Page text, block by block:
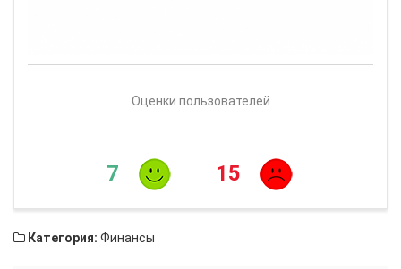
Оценки пользователей
7 15
Категория: Финансы